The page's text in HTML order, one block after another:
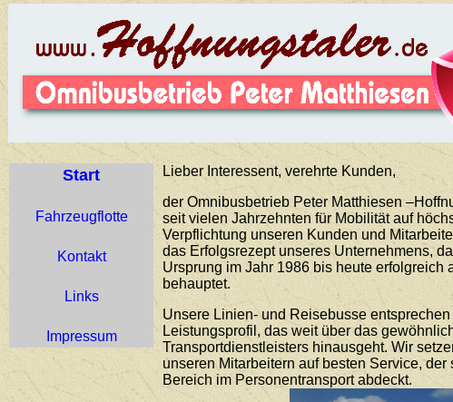
Start
Fahrzeugflotte
Kontakt
Links
Impressum
Lieber Interessent, verehrte Kunden,
der Omnibusbetrieb Peter Matthiesen
seit vielen Jahrzehnten für Mobilität auf
Verpflichtung unseren Kunden und
das Erfolgsrezept unseres Unternehmens,
Ursprung im Jahr 1986 bis heute erfolgreich
behauptet.
Unsere Linien- und Reisebusse
Leistungsprofil, das weit über das
Transportdienstleisters hinausgeht. Wir
unseren Mitarbeitern auf besten Service, der
Bereich im Personentransport abdeckt.